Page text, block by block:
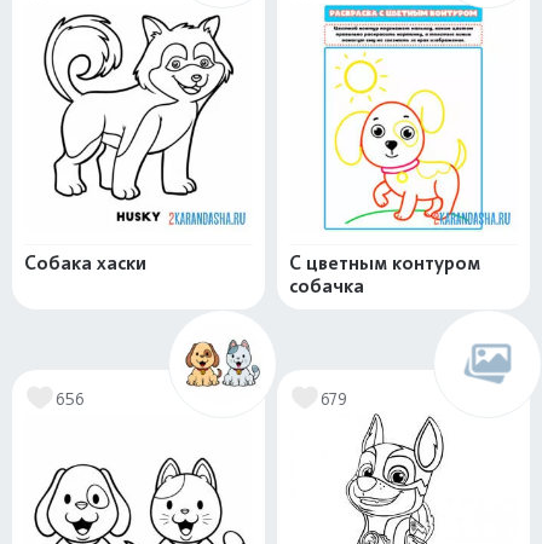
Собака хаски
С цветным контуром
собачка
656 679